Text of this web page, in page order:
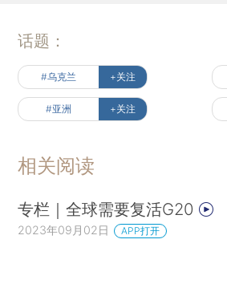
话题：
#乌克兰 +关注
#亚洲 +关注
相关阅读
专栏｜全球需要复活G20
2023年09月02日 APP打开